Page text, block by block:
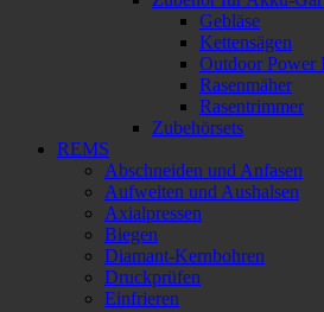
Gebläse
Kettensägen
Outdoor Power
Rasenmäher
Rasentrimmer
Zubehörsets
REMS
Abschneiden und Anfasen
Aufweiten und Aushalsen
Axialpressen
Biegen
Diamant-Kernbohren
Druckprüfen
Einfrieren